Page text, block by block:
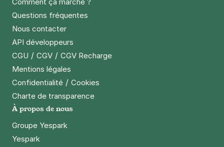
Paris - Collège des Bernardins -
75005Paris
5,40 €
/heure 48,60 €/jour,
(tarifs dégressifs)
Questions fréquentes
Nous contacter
API développeurs
CGU / CGV / CGV Recharge
Mentions légales
Confidentialité / Cookies
Charte de transparence
À propos de nous
Groupe Yespark
Yespark